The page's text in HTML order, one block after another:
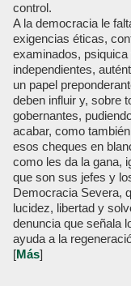
control.
A la democracia le
exigencias éticas,
examinados,
independientes,
un papel
deben influir y, sobre
gobernantes,
acabar, como
esos cheques en
como les da la gana,
que son sus jefes y
Democracia Severa,
lucidez, libertad y
denuncia que señala
ayuda a la
[Más]